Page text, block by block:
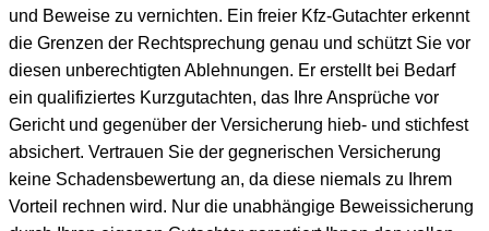
und Beweise zu vernichten. Ein freier Kfz-Gutachter erkennt
die Grenzen der Rechtsprechung genau und schützt Sie vor
diesen unberechtigten Ablehnungen. Er erstellt bei Bedarf
ein qualifiziertes Kurzgutachten, das Ihre Ansprüche vor
Gericht und gegenüber der Versicherung hieb- und stichfest
absichert. Vertrauen Sie der gegnerischen Versicherung
keine Schadensbewertung an, da diese niemals zu Ihrem
Vorteil rechnen wird. Nur die unabhängige Beweissicherung